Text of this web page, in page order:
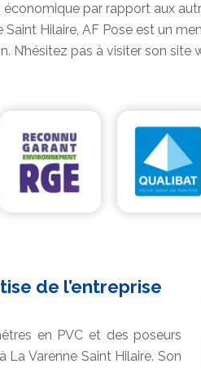
par rapport aux
Hilaire, AF Pose est un
N’hésitez pas à visiter son
de l’entreprise
en PVC et des poseurs
Varenne Saint Hilaire. Son